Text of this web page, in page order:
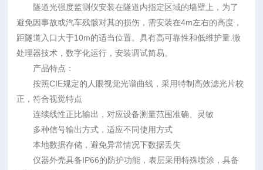
隧道光强度监测仪安装在隧道内指定区域的墙壁上，为了
避免因事故或汽车残骸对其的损伤，需安装在4m左右的高度，
距隧道入口大于10m的适当位置。具有高可靠性和低维护量.微
处理器技术，数字化运行，安装调试简易。
产品特点：
按照CIE规定的人眼视觉光谱曲线，采用特制高效滤光片校
正，符合视觉特点
连续线性正比输出，对应设备测量范围准确、灵敏
多种信号输出方式，适应不同使用方式
本地数据存储，避免异常情况下数据丢失
仪器外壳具备IP66的防护功能，表层采用特殊喷涂，具备